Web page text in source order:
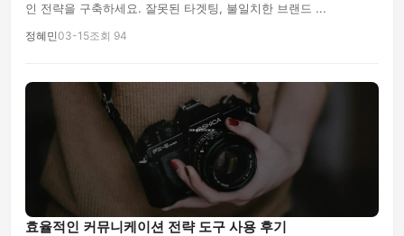
인 전략을 구축하세요. 잘못된 타겟팅, 불일치한 브랜드 ...
정혜민03-15조회 94
효율적인 커뮤니케이션 전략 도구 사용 후기